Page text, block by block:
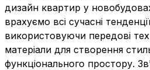
дизайн квартир у
врахуємо всі сучасні
використовуючи передові
матеріали для створення
функціонального простору.